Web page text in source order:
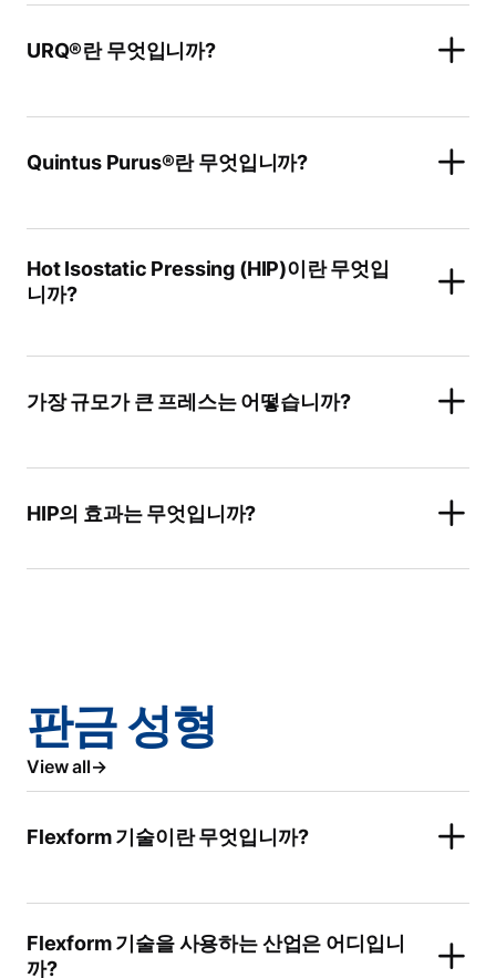
URQ®란 무엇입니까?
Quintus Purus®란 무엇입니까?
Hot Isostatic Pressing (HIP)이란 무엇입
니까?
가장 규모가 큰 프레스는 어떻습니까?
HIP의 효과는 무엇입니까?
판금 성형
View all
Flexform 기술이란 무엇입니까?
Flexform 기술을 사용하는 산업은 어디입니
까?